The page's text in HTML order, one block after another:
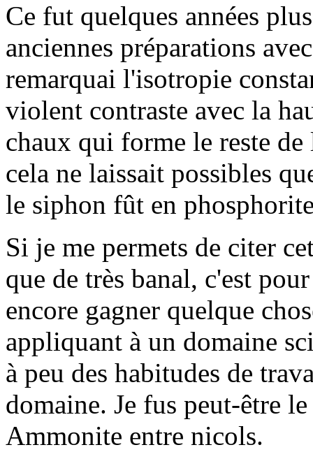
Ce fut quelques années
anciennes préparations
remarquai l'isotropie
violent contraste avec la
chaux qui forme le reste
cela ne laissait possibles
le siphon fût en
Si je me permets de citer
que de très banal, c'est
encore gagner quelque
appliquant à un domaine
à peu des habitudes de
domaine. Je fus peut-être
Ammonite entre nicols.